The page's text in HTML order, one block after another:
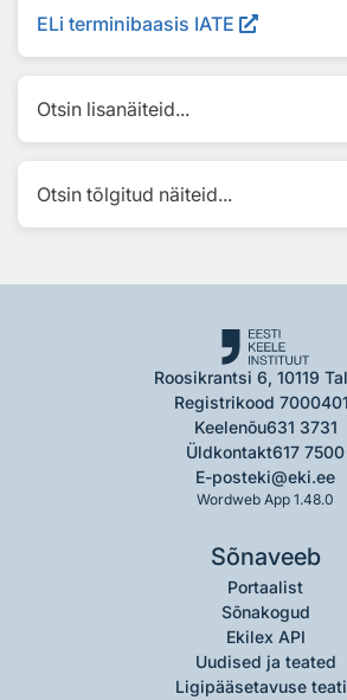
ELi terminibaasis IATE
Otsin lisanäiteid...
Otsin tõlgitud näiteid...
Roosikrantsi 6, 10119
Registrikood
Keelenõu631 3731
Üldkontakt617 7500
E-posteki@eki.ee
Wordweb App 1.48.0
Sõnaveeb
Portaalist
Sõnakogud
Ekilex API
Uudised ja teated
Ligipääsetavuse